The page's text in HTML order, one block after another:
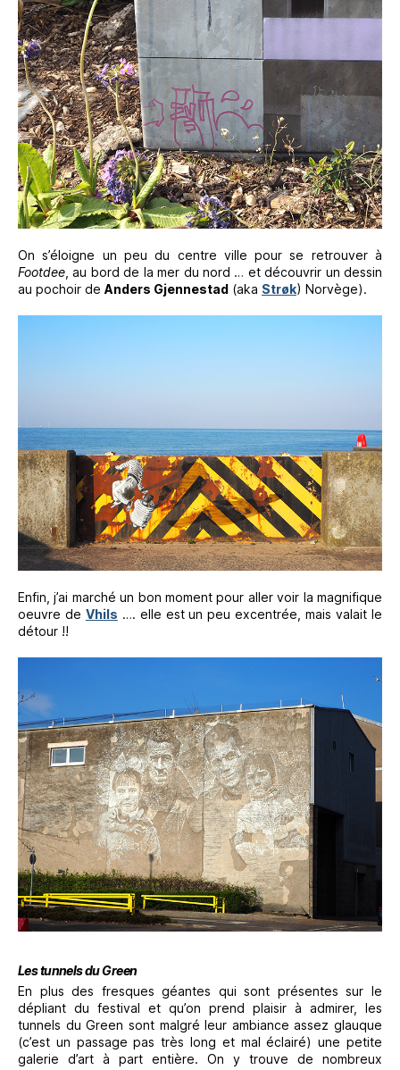
On s’éloigne un peu du centre ville pour se retrouver à
Footdee , au bord de la mer du nord … et découvrir un dessin
au pochoir de Anders Gjennestad (aka Strøk) Norvège).
Enfin, j’ai marché un bon moment pour aller voir la magnifique
oeuvre de Vhils …. elle est un peu excentrée, mais valait le
détour !!
Les tunnels du Green
En plus des fresques géantes qui sont présentes sur le
dépliant du festival et qu’on prend plaisir à admirer, les
tunnels du Green sont malgré leur ambiance assez glauque
(c’est un passage pas très long et mal éclairé) une petite
galerie d’art à part entière. On y trouve de nombreux